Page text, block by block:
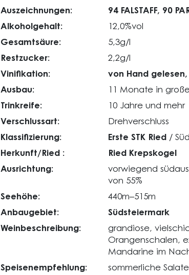
Auszeichnungen:
94 FALSTAFF, 90
Alkoholgehalt:
12,0%vol
Gesamtsäure:
5,3g/l
Restzucker:
2,2g/l
Vinifikation:
von Hand
Ausbau:
11 Monate in
Trinkreife:
10 Jahre und mehr
Verschlussart:
Drehverschluss
Klassifizierung:
Erste STK Ried /
Herkunft/Ried :
Ried Krepskogel
Ausrichtung:
vorwiegend
von 55%
Seehöhe:
440m–515m
Anbaugebiet:
Südsteiermark
Weinbeschreibung:
grandiose,
Orangenschalen,
Mandarine im
Speisenempfehlung:
sommerliche